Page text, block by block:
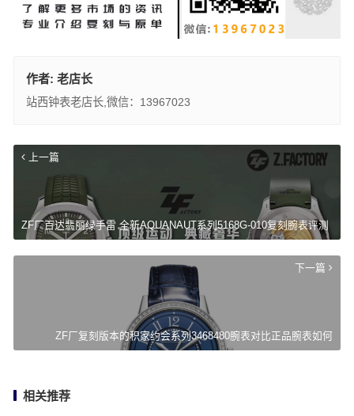
作者: 老店长
站西钟表老店长,微信：13967023
上一篇
ZF厂百达翡丽绿手雷 全新AQUANAUT系列5168G-010复刻腕表评测
下一篇
ZF厂复刻版本的积家约会系列3468480腕表对比正品腕表如何
相关推荐